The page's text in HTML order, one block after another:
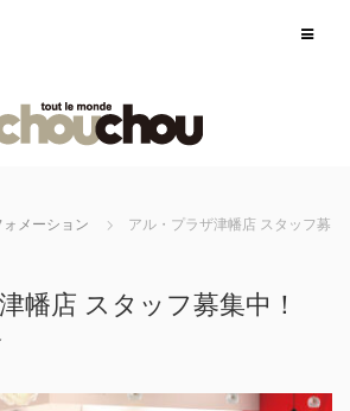
メーション
アル・プラザ津幡店 スタッフ募
幡店 スタッフ募集中！